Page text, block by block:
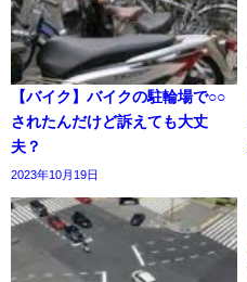
【バイク】バイクの駐輪場で○○
されたんだけど訴えても大丈
夫？
2023年10月19日